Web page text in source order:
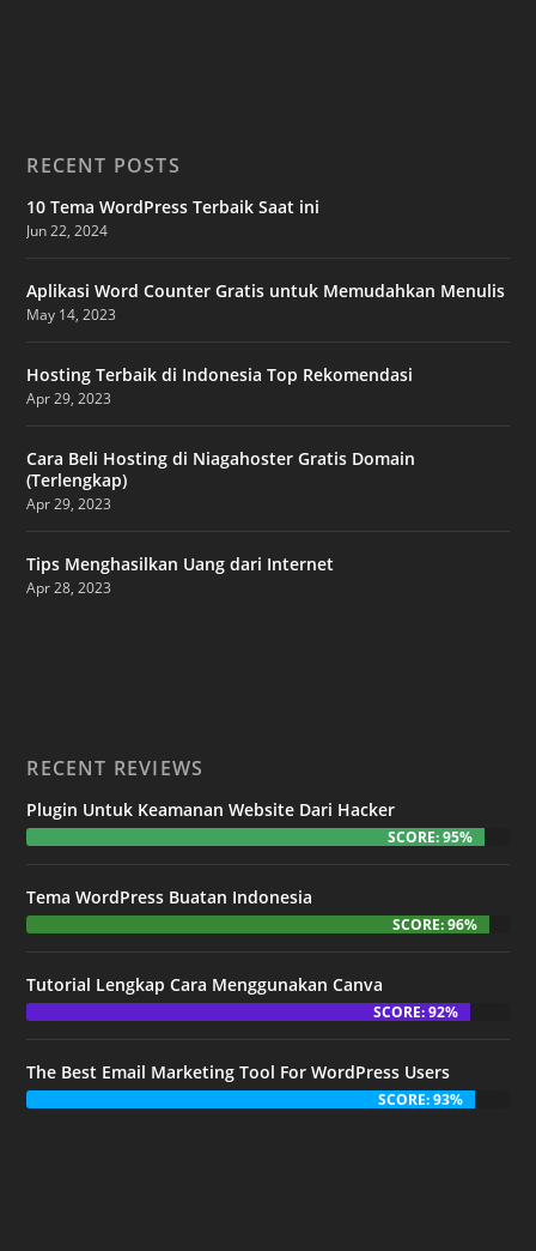
RECENT POSTS
10 Tema WordPress Terbaik Saat ini
Jun 22, 2024
Aplikasi Word Counter Gratis untuk Memudahkan Menulis
May 14, 2023
Hosting Terbaik di Indonesia Top Rekomendasi
Apr 29, 2023
Cara Beli Hosting di Niagahoster Gratis Domain
(Terlengkap)
Apr 29, 2023
Tips Menghasilkan Uang dari Internet
Apr 28, 2023
RECENT REVIEWS
Plugin Untuk Keamanan Website Dari Hacker
SCORE: 95%
Tema WordPress Buatan Indonesia
SCORE: 96%
Tutorial Lengkap Cara Menggunakan Canva
SCORE: 92%
The Best Email Marketing Tool For WordPress Users
SCORE: 93%